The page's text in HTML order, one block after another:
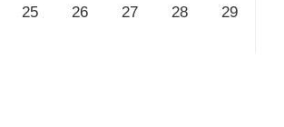
25 26 27 28
29